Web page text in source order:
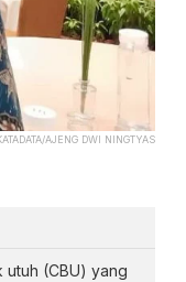
AJENG DWI NINGTYAS
utuh (CBU) yang